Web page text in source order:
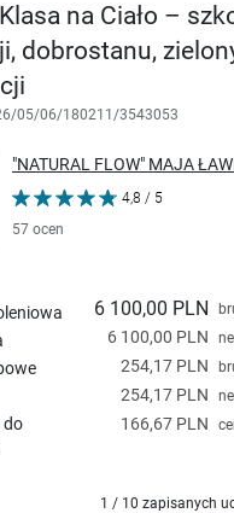
na Ciało –
dobrostanu,
05/06/180211/3543053
"NATURAL FLOW" MAJA
4,8 / 5
57 ocen
6 100,00 PLN
6 100,00 PLN
254,17 PLN
254,17 PLN
166,67 PLN
do
1 / 10 zapisanych